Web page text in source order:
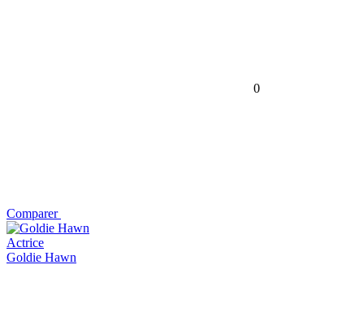
0
Comparer
Actrice
Goldie Hawn